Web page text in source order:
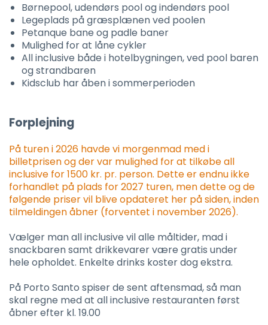
Børnepool, udendørs pool og indendørs pool
Legeplads på græsplænen ved poolen
Petanque bane og padle baner
Mulighed for at låne cykler
All inclusive både i hotelbygningen, ved pool baren
og strandbaren
Kidsclub har åben i sommerperioden
Forplejning
På turen i 2026 havde vi morgenmad med i
billetprisen og der var mulighed for at tilkøbe all
inclusive for 1500 kr. pr. person. Dette er endnu ikke
forhandlet på plads for 2027 turen, men dette og de
følgende priser vil blive opdateret her på siden, inden
tilmeldingen åbner (forventet i november 2026).
Vælger man all inclusive vil alle måltider, mad i
snackbaren samt drikkevarer være gratis under
hele opholdet. Enkelte drinks koster dog ekstra.
På Porto Santo spiser de sent aftensmad, så man
skal regne med at all inclusive restauranten først
åbner efter kl. 19.00